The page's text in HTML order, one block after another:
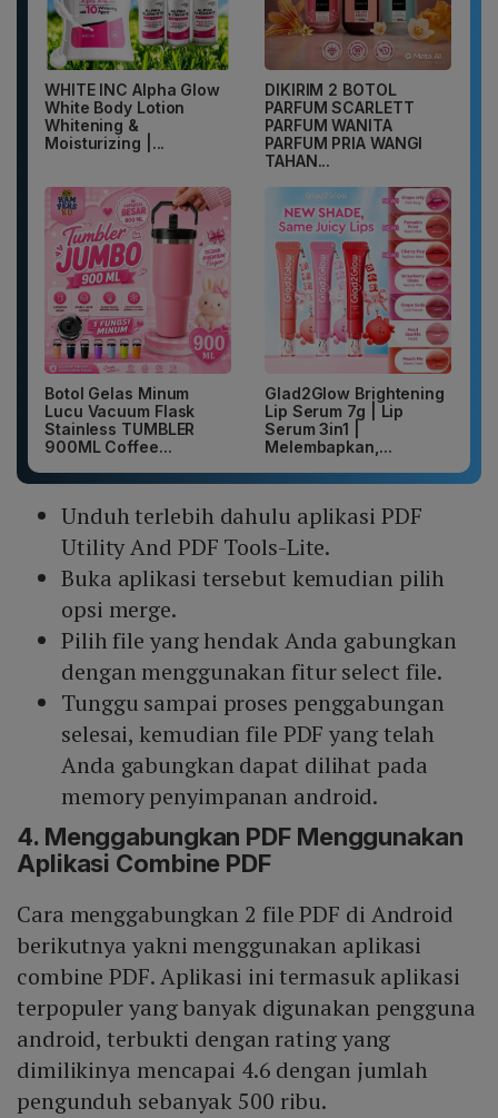
WHITE INC Alpha Glow
White Body Lotion
Whitening &
Moisturizing |...
DIKIRIM 2 BOTOL
PARFUM SCARLETT
PARFUM WANITA
PARFUM PRIA WANGI
TAHAN...
Botol Gelas Minum
Lucu Vacuum Flask
Stainless TUMBLER
900ML Coffee...
Glad2Glow Brightening
Lip Serum 7g | Lip
Serum 3in1 |
Melembapkan,...
Unduh terlebih dahulu aplikasi PDF
Utility And PDF Tools-Lite.
Buka aplikasi tersebut kemudian pilih
opsi merge.
Pilih file yang hendak Anda gabungkan
dengan menggunakan fitur select file.
Tunggu sampai proses penggabungan
selesai, kemudian file PDF yang telah
Anda gabungkan dapat dilihat pada
memory penyimpanan android.
4. Menggabungkan PDF Menggunakan
Aplikasi Combine PDF
Cara menggabungkan 2 file PDF di Android
berikutnya yakni menggunakan aplikasi
combine PDF. Aplikasi ini termasuk aplikasi
terpopuler yang banyak digunakan pengguna
android, terbukti dengan rating yang
dimilikinya mencapai 4.6 dengan jumlah
pengunduh sebanyak 500 ribu.